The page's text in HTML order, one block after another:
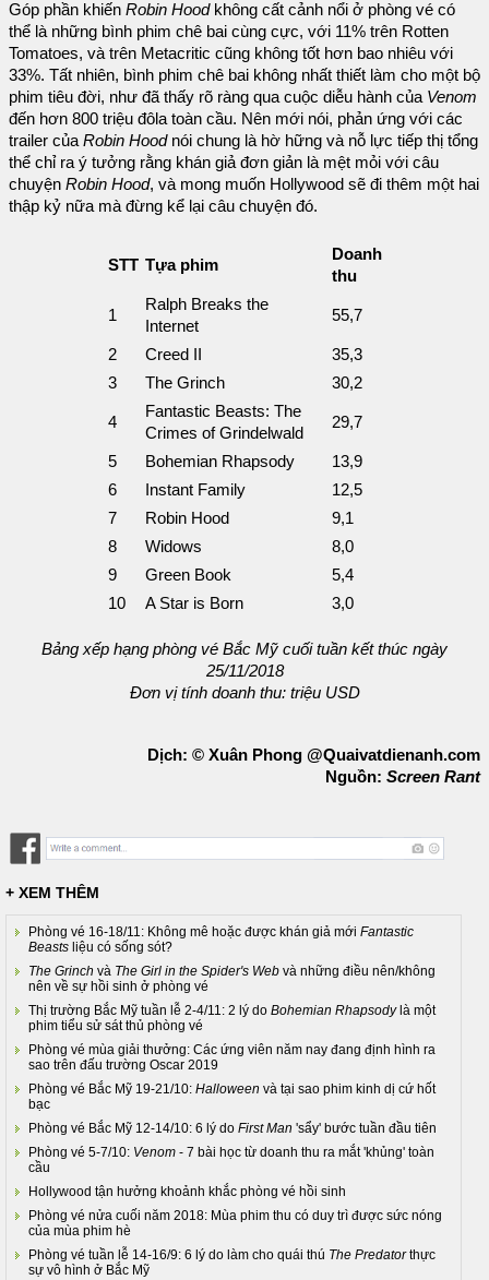
Góp phần khiến Robin Hood không cất cảnh nổi ở phòng vé có
thể là những bình phim chê bai cùng cực, với 11% trên Rotten
Tomatoes, và trên Metacritic cũng không tốt hơn bao nhiêu với
33%. Tất nhiên, bình phim chê bai không nhất thiết làm cho một bộ
phim tiêu đời, như đã thấy rõ ràng qua cuộc diễu hành của Venom
đến hơn 800 triệu đôla toàn cầu. Nên mới nói, phản ứng với các
trailer của Robin Hoodnói chung là hờ hững và nỗ lực tiếp thị tổng
thể chỉ ra ý tưởng rằng khán giả đơn giản là mệt mỏi với câu
chuyện Robin Hood, và mong muốn Hollywood sẽ đi thêm một hai
thập kỷ nữa mà đừng kể lại câu chuyện đó.
STT Tựa phim
Doanh
thu
1
Ralph Breaks the
Internet
55,7
2 Creed II
35,3
3
The Grinch 30,2
4
Fantastic Beasts: The
Crimes of Grindelwald
29,7
5 Bohemian Rhapsody
13,9
6
Instant Family
12,5
7
Robin Hood
9,1
8
Widows
8,0
9
Green Book
5,4
10
A Star is Born 3,0
Bảng xếp hạng phòng vé Bắc Mỹ cuối tuần kết thúc ngày
25/11/2018
Đơn vị tính doanh thu: triệu USD
Dịch: © Xuân Phong @Quaivatdienanh.com
Nguồn: Screen Rant
+ XEM THÊM
Phòng vé 16-18/11: Không mê hoặc được khán giả mới Fantastic
Beasts liệu có sống sót?
The Grinch và The Girl in the Spider's Web và những điều nên/không
nên về sự hồi sinh ở phòng vé
Thị trường Bắc Mỹ tuần lễ 2-4/11: 2 lý do Bohemian Rhapsodylà một
phim tiểu sử sát thủ phòng vé
Phòng vé mùa giải thưởng: Các ứng viên năm nay đang định hình ra
sao trên đấu trường Oscar 2019
Phòng vé Bắc Mỹ 19-21/10: Halloween và tại sao phim kinh dị cứ hốt
bạc
Phòng vé Bắc Mỹ 12-14/10: 6 lý do First Man 'sẩy' bước tuần đầu tiên
Phòng vé 5-7/10: Venom - 7 bài học từ doanh thu ra mắt 'khủng' toàn
cầu
Hollywood tận hưởng khoảnh khắc phòng vé hồi sinh
Phòng vé nửa cuối năm 2018: Mùa phim thu có duy trì được sức nóng
của mùa phim hè
Phòng vé tuần lễ 14-16/9: 6 lý do làm cho quái thú The Predatorthực
sự vô hình ở Bắc Mỹ